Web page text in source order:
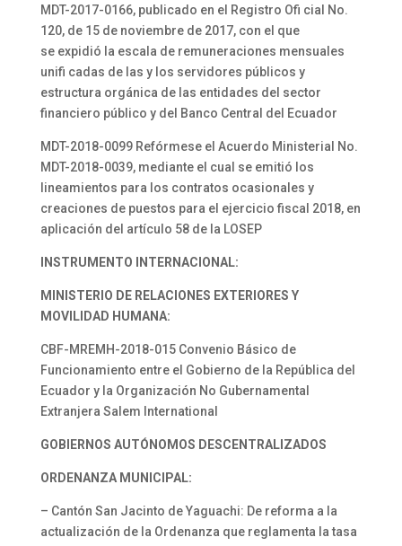
MDT-2017-0166, publicado en el Registro Ofi cial No.
120, de 15 de noviembre de 2017, con el que
se expidió la escala de remuneraciones mensuales
unifi cadas de las y los servidores públicos y
estructura orgánica de las entidades del sector
financiero público y del Banco Central del Ecuador
MDT-2018-0099 Refórmese el Acuerdo Ministerial No.
MDT-2018-0039, mediante el cual se emitió los
lineamientos para los contratos ocasionales y
creaciones de puestos para el ejercicio fiscal 2018, en
aplicación del artículo 58 de la LOSEP
INSTRUMENTO INTERNACIONAL:
MINISTERIO DE RELACIONES EXTERIORES Y
MOVILIDAD HUMANA:
CBF-MREMH-2018-015 Convenio Básico de
Funcionamiento entre el Gobierno de la República del
Ecuador y la Organización No Gubernamental
Extranjera Salem International
GOBIERNOS AUTÓNOMOS DESCENTRALIZADOS
ORDENANZA MUNICIPAL:
– Cantón San Jacinto de Yaguachi: De reforma a la
actualización de la Ordenanza que reglamenta la tasa